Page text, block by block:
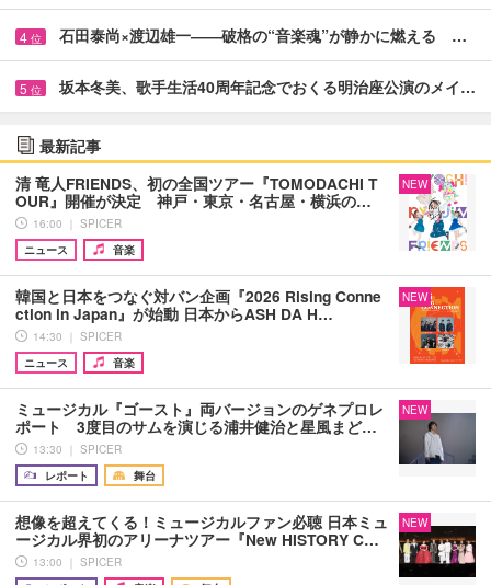
4 位 石田泰尚×渡辺雄一――破格の“音楽魂”が静かに燃える …
5 位 坂本冬美、歌手生活40周年記念でおくる明治座公演のメイ…
最新記事
清 竜人FRIENDS、初の全国ツアー『TOMODACHI T
OUR』開催が決定 神戸・東京・名古屋・横浜の…
16:00 ｜ SPICER
ニュース
音楽
NEW
韓国と日本をつなぐ対バン企画『2026 Rising Conne
ction in Japan』が始動 日本からASH DA H…
14:30 ｜ SPICER
ニュース
音楽
NEW
ミュージカル『ゴースト』両バージョンのゲネプロレ
ポート 3度目のサムを演じる浦井健治と星風まど…
13:30 ｜ SPICER
レポート
舞台
NEW
想像を超えてくる！ミュージカルファン必聴 日本ミュ
ージカル界初のアリーナツアー『New HISTORY C…
13:00 ｜ SPICER
NEW